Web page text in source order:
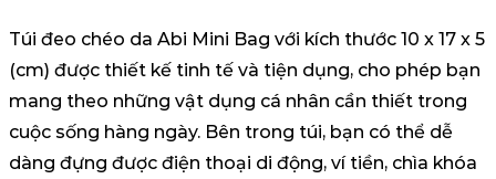
Túi đeo chéo da Abi Mini Bag với kích thước 10 x 17 x 5
(cm) được thiết kế tinh tế và tiện dụng, cho phép bạn
mang theo những vật dụng cá nhân cần thiết trong
cuộc sống hàng ngày. Bên trong túi, bạn có thể dễ
dàng đựng được điện thoại di động, ví tiền, chìa khóa